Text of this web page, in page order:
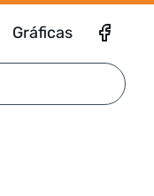
Gráficas